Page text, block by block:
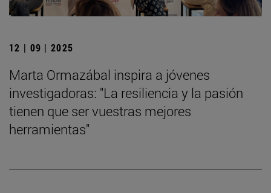
12 | 09 | 2025
Marta Ormazábal inspira a jóvenes
investigadoras: "La resiliencia y la pasión
tienen que ser vuestras mejores
herramientas"